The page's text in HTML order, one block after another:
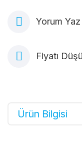
Yorum Yaz
Fiyatı
Ürün Bilgisi